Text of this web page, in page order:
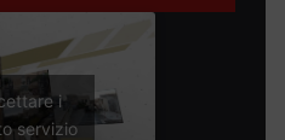
i
servizio